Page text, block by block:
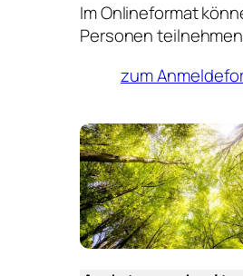
Im Onlineformat
Personen
zum